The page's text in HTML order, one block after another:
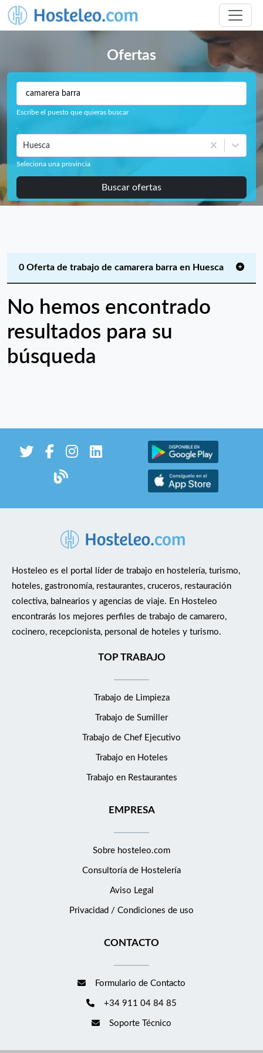
Ofertas
Escribe el puesto que quieras buscar
Huesca
Seleciona una provincia
Buscar ofertas
0 Oferta de trabajo de camarera barra en Huesca
No hemos encontrado
resultados para su
búsqueda
Hosteleo es el portal líder de trabajo en hostelería, turismo,
hoteles, gastronomía, restaurantes, cruceros, restauración
colectiva, balnearios y agencias de viaje. En Hosteleo
encontrarás los mejores perfiles de trabajo de camarero,
cocinero, recepcionista, personal de hoteles y turismo.
TOP TRABAJO
Trabajo de Limpieza
Trabajo de Sumiller
Trabajo de Chef Ejecutivo
Trabajo en Hoteles
Trabajo en Restaurantes
EMPRESA
Sobre hosteleo.com
Consultoría de Hostelería
Aviso Legal
Privacidad / Condiciones de uso
CONTACTO
Formulario de Contacto
+34 911 04 84 85
Soporte Técnico